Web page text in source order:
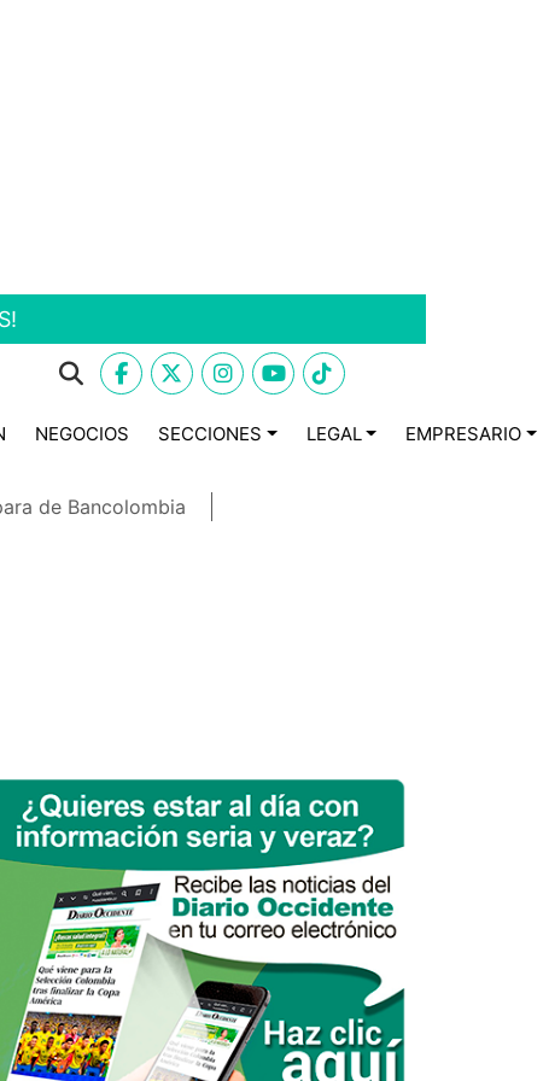
NEGOCIOS SECCIONES LEGAL EMPRESARIO
de Bancolombia